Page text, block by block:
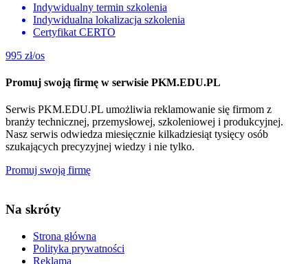
Indywidualny termin szkolenia
Indywidualna lokalizacja szkolenia
Certyfikat CERTO
995 zł/os
Promuj swoją firmę w serwisie PKM.EDU.PL
Serwis PKM.EDU.PL umożliwia reklamowanie się firmom z
branży technicznej, przemysłowej, szkoleniowej i produkcyjnej.
Nasz serwis odwiedza miesięcznie kilkadziesiąt tysięcy osób
szukających precyzyjnej wiedzy i nie tylko.
Promuj swoją firmę
Na skróty
Strona główna
Polityka prywatności
Reklama